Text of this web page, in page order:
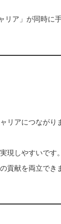
リア」が同時に
リアにつながり
現しやすいです。
貢献を両立でき